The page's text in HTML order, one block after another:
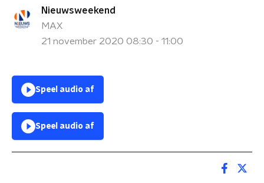
Nieuwsweekend
MAX
21 november 2020 08:30 - 11:00
Speel audio af
Speel audio af